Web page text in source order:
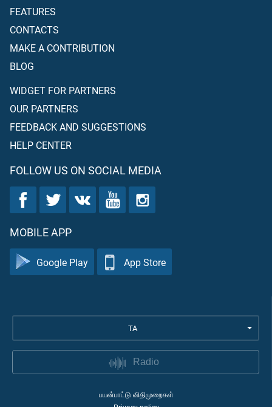
FEATURES
CONTACTS
MAKE A CONTRIBUTION
BLOG
WIDGET FOR PARTNERS
OUR PARTNERS
FEEDBACK AND SUGGESTIONS
HELP CENTER
FOLLOW US ON SOCIAL MEDIA
MOBILE APP
Google Play App Store
TA
Radio
பயன்பாட்டு விதிமுறைகள்